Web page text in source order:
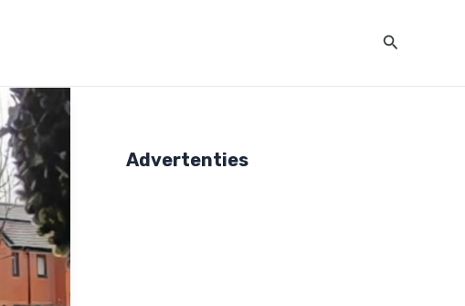
Zoeken
Advertenties